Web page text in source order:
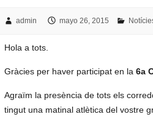
admin mayo 26, 2015
Hola a tots.
Gràcies per haver participat en la6a
Agraïm la presència de tots els
tingut una matinal atlètica del vostre